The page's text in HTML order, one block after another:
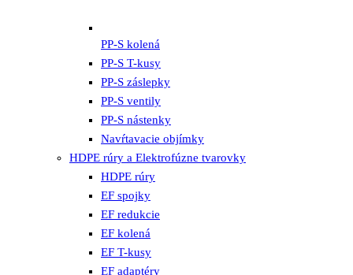
PP-S kolená
PP-S T-kusy
PP-S záslepky
PP-S ventily
PP-S nástenky
Navŕtavacie objímky
HDPE rúry a Elektrofúzne tvarovky
HDPE rúry
EF spojky
EF redukcie
EF kolená
EF T-kusy
EF adaptéry